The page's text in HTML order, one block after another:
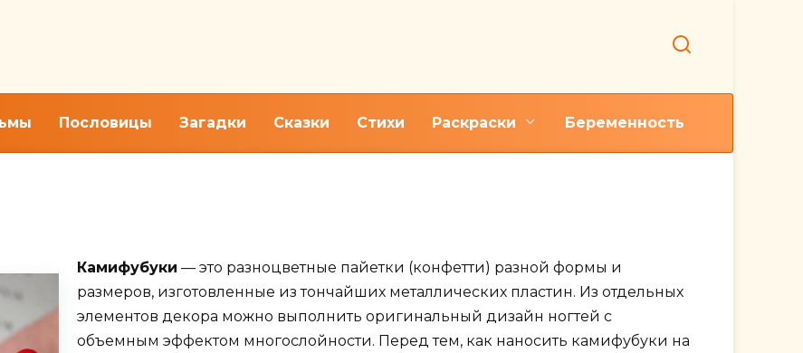
Пословицы Загадки Сказки Стихи Раскраски Беременность
Камифубуки — это разноцветные пайетки (конфетти) разной формы и
размеров, изготовленные из тончайших металлических пластин. Из отдельных
элементов декора можно выполнить оригинальный дизайн ногтей с
объемным эффектом многослойности. Перед тем, как наносить камифубуки на